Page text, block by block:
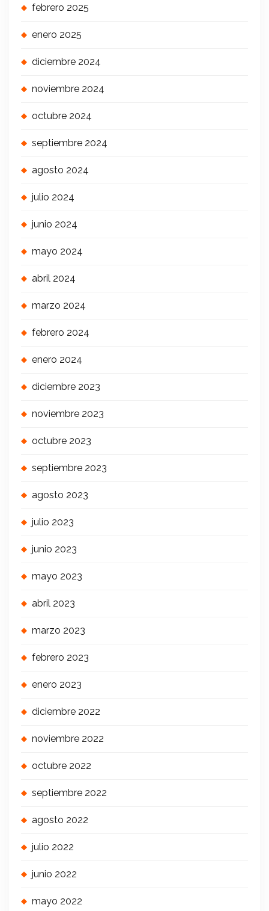
febrero 2025
enero 2025
diciembre 2024
noviembre 2024
octubre 2024
septiembre 2024
agosto 2024
julio 2024
junio 2024
mayo 2024
abril 2024
marzo 2024
febrero 2024
enero 2024
diciembre 2023
noviembre 2023
octubre 2023
septiembre 2023
agosto 2023
julio 2023
junio 2023
mayo 2023
abril 2023
marzo 2023
febrero 2023
enero 2023
diciembre 2022
noviembre 2022
octubre 2022
septiembre 2022
agosto 2022
julio 2022
junio 2022
mayo 2022